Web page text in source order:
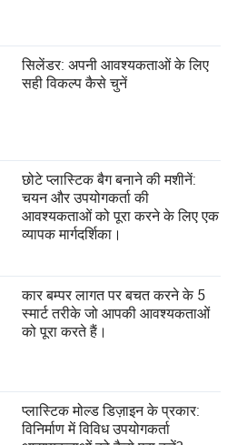
सिलेंडर: अपनी आवश्यकताओं के लिए
सही विकल्प कैसे चुनें
छोटे प्लास्टिक बैग बनाने की मशीनें:
चयन और उपयोगकर्ता की
आवश्यकताओं को पूरा करने के लिए एक
व्यापक मार्गदर्शिका।
कार बम्पर लागत पर बचत करने के 5
स्मार्ट तरीके जो आपकी आवश्यकताओं
को पूरा करते हैं।
प्लास्टिक मोल्ड डिज़ाइन के प्रकार:
विनिर्माण में विविध उपयोगकर्ता